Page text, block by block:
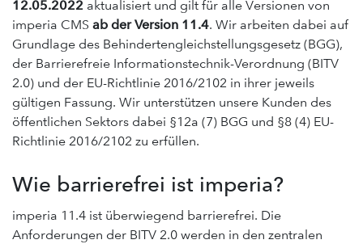
12.05.2022 aktualisiert und gilt für alle Versionen von
imperia CMS ab der Version 11.4. Wir arbeiten dabei auf
Grundlage des Behindertengleichstellungsgesetz (BGG),
der Barrierefreie Informationstechnik-Verordnung (BITV
2.0) und der EU-Richtlinie 2016/2102 in ihrer jeweils
gültigen Fassung. Wir unterstützen unsere Kunden des
öffentlichen Sektors dabei §12a (7) BGG und §8 (4) EU-
Richtlinie 2016/2102 zu erfüllen.
Wie barrierefrei ist imperia?
imperia 11.4 ist überwiegend barrierefrei. Die
Anforderungen der BITV 2.0 werden in den zentralen